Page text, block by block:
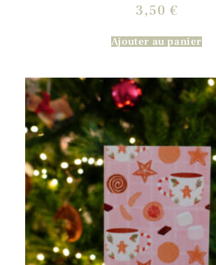
3,50 €
Ajouter au panier